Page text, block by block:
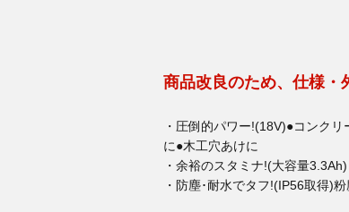
商品改良のため、仕様・
・圧倒的パワー!(18V)●コンク
に●木工穴あけに
・余裕のスタミナ!(大容量3.3Ah)
・防塵･耐水でタフ!(IP56取得)